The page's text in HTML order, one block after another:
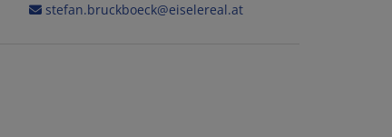
stefan.bruckboeck@eiselereal.at